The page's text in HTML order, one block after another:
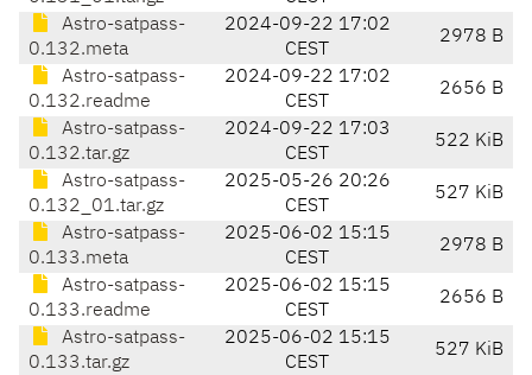
Astro-satpass-
0.132.meta
2024-09-22 17:02
CEST
2978 B
Astro-satpass-
0.132.readme
2024-09-22 17:02
CEST
2656 B
Astro-satpass-
0.132.tar.gz
2024-09-22 17:03
CEST
522 KiB
Astro-satpass-
0.132_01.tar.gz
2025-05-26 20:26
CEST
527 KiB
Astro-satpass-
0.133.meta
2025-06-02 15:15
CEST
2978 B
Astro-satpass-
0.133.readme
2025-06-02 15:15
CEST
2656 B
Astro-satpass-
0.133.tar.gz
2025-06-02 15:15
CEST
527 KiB